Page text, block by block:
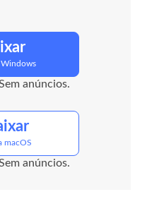
Windows
anúncios.
macOS
anúncios.